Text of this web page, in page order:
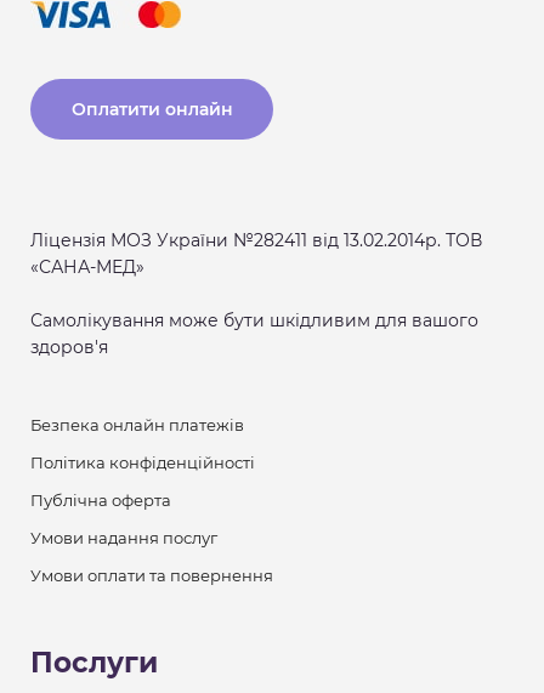
Оплатити онлайн
Ліцензія МОЗ України №282411 від 13.02.2014р. ТОВ
«САНА-МЕД»
Самолікування може бути шкідливим для вашого
здоров'я
Безпека онлайн платежів
Політика конфіденційності
Публічна оферта
Умови надання послуг
Умови оплати та повернення
Послуги